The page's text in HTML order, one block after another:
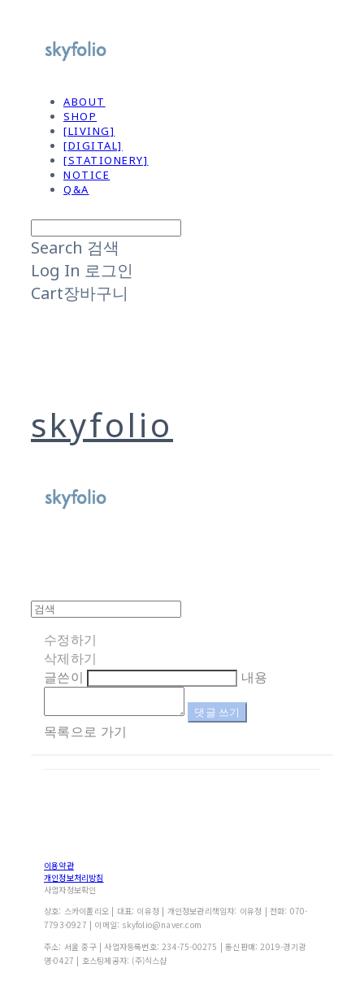
ABOUT
SHOP
[LIVING]
[DIGITAL]
[STATIONERY]
NOTICE
Q&A
Search 검색
Log In 로그인
Cart장바구니
skyfolio
수정하기
삭제하기
글쓴이
내용
댓글 쓰기
목록으로 가기
이용약관
개인정보처리방침
사업자정보확인
상호: 스카이폴리오 | 대표: 이유정 | 개인정보관리책임자: 이유정 | 전화: 070-
7793-0927 | 이메일: skyfolio@naver.com
주소: 서울 중구 | 사업자등록번호: 234-75-00275 | 통신판매: 2019-경기광
명-0427 | 호스팅제공자: (주)식스샵